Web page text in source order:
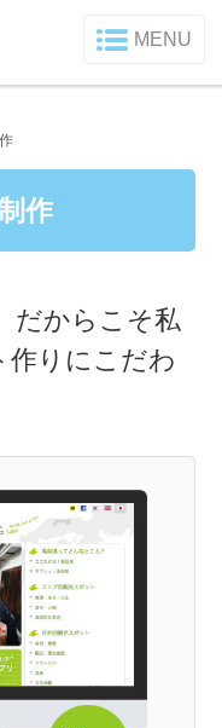
MENU
作
だからこそ私
作り にこだわ